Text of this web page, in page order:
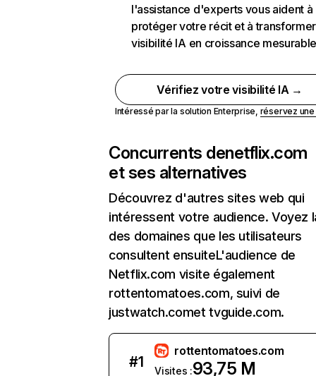
l'assistance d'experts vous aident à
protéger votre récit et à
visibilité IA en croissance
Vérifiez votre visibilité IA →
Intéressé par la solution Enterprise, réservez
Concurrents denetflix.com
et ses alternatives
Découvrez d'autres sites web qui
intéressent votre audience. Voyez
des domaines que les utilisateurs
consultent ensuiteL'audience de
Netflix.com visite également
rottentomatoes.com, suivi de
justwatch.comet tvguide.com.
#1
rottentomatoes.com
Visites :93,75 M